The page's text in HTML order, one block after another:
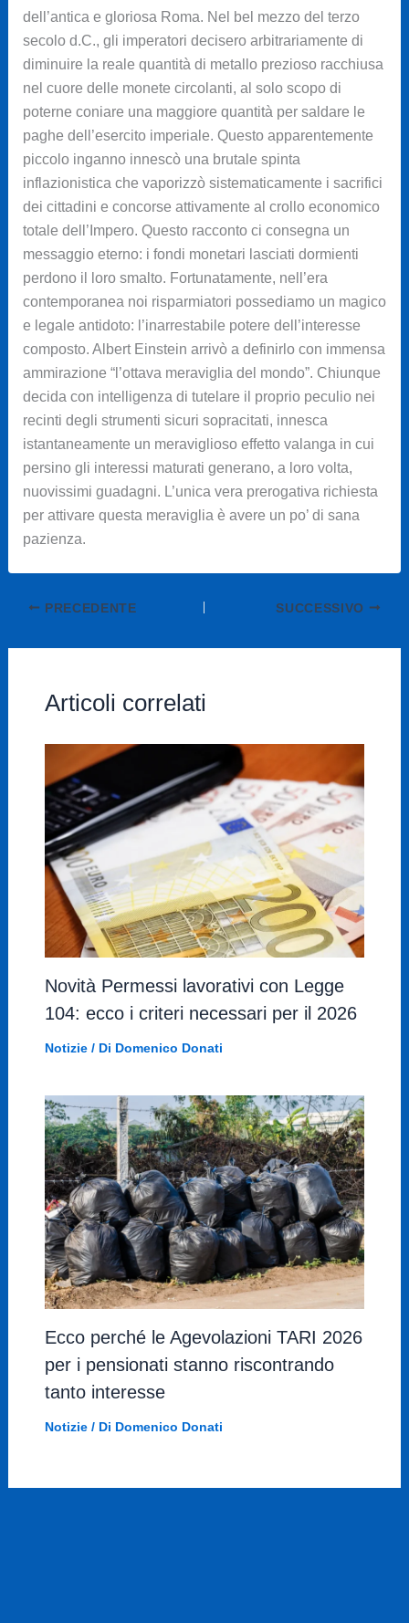
dell’antica e gloriosa Roma. Nel bel mezzo del terzo
secolo d.C., gli imperatori decisero arbitrariamente di
diminuire la reale quantità di metallo prezioso racchiusa
nel cuore delle monete circolanti, al solo scopo di
poterne coniare una maggiore quantità per saldare le
paghe dell’esercito imperiale. Questo apparentemente
piccolo inganno innescò una brutale spinta
inflazionistica che vaporizzò sistematicamente i sacrifici
dei cittadini e concorse attivamente al crollo economico
totale dell’Impero. Questo racconto ci consegna un
messaggio eterno: i fondi monetari lasciati dormienti
perdono il loro smalto. Fortunatamente, nell’era
contemporanea noi risparmiatori possediamo un magico
e legale antidoto: l’inarrestabile potere dell’interesse
composto. Albert Einstein arrivò a definirlo con immensa
ammirazione “l’ottava meraviglia del mondo”. Chiunque
decida con intelligenza di tutelare il proprio peculio nei
recinti degli strumenti sicuri sopracitati, innesca
istantaneamente un meraviglioso effetto valanga in cui
persino gli interessi maturati generano, a loro volta,
nuovissimi guadagni. L’unica vera prerogativa richiesta
per attivare questa meraviglia è avere un po’ di sana
pazienza.
PRECEDENTE SUCCESSIVO
Articoli correlati
Novità Permessi lavorativi con Legge
104: ecco i criteri necessari per il 2026
Notizie/ Di Domenico Donati
Ecco perché le Agevolazioni TARI 2026
per i pensionati stanno riscontrando
tanto interesse
Notizie/ Di Domenico Donati